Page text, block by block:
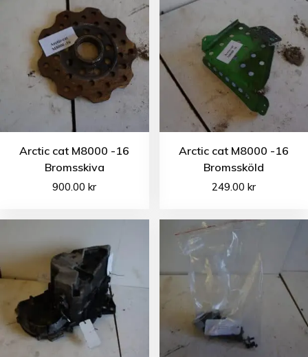
Arctic cat M8000 -16
Bromsskiva
900.00kr
Arctic cat M8000 -16
Bromssköld
249.00 kr